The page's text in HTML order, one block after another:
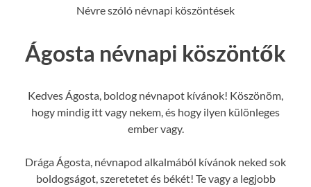
Névre szóló névnapi köszöntések
Ágosta névnapi köszöntők
Kedves Ágosta, boldog névnapot kívánok! Köszönöm,
hogy mindig itt vagy nekem, és hogy ilyen különleges
ember vagy.
Drága Ágosta, névnapod alkalmából kívánok neked sok
boldogságot, szeretetet és békét! Te vagy a legjobb